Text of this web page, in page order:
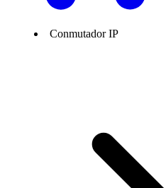
Conmutador IP